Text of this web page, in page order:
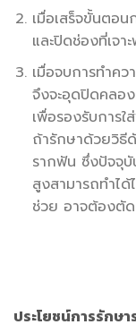
เมื่อเสร็จขั้นตอน
และปิดช่องที่เจา
เมื่อจบการทำค
จึงจะอุดปิดคลอ
เพื่อรองรับการ
ถ้ารักษาด้วยวิธี
รากฟัน ซึ่งปัจจุบั
สูงสามารถทำไ
ช่วย อาจต้องตั
ประโยชน์การรักษ